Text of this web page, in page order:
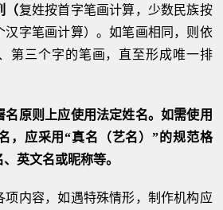
（复姓按首字笔画计算，少数民族按
汉字笔画计算）。如笔画相同，则依
第三个字的笔画，直至形成唯一排
名原则上应使用法定姓名。如需使用
，应采用“真名（艺名）”的规范格
英文名或昵称等。
项内容，如遇特殊情形，制作机构应